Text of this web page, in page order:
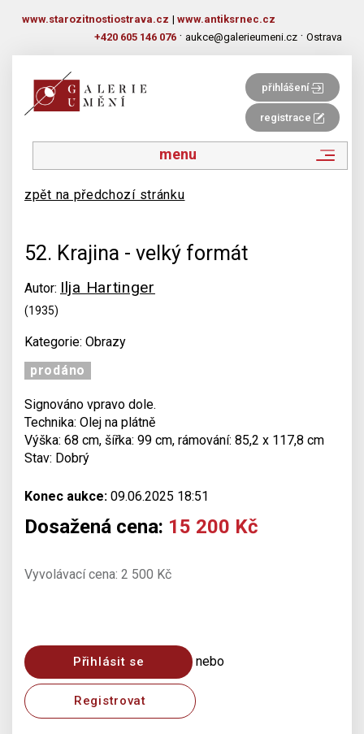
www.starozitnostiostrava.cz | www.antiksrnec.cz
+420 605 146 076 · aukce@galerieumeni.cz · Ostrava
přihlášení
registrace
menu
zpět na předchozí stránku
52. Krajina - velký formát
Autor: Ilja Hartinger
(1935)
Kategorie: Obrazy
prodáno
Signováno vpravo dole.
Technika: Olej na plátně
Výška: 68 cm, šířka: 99 cm, rámování: 85,2 x 117,8 cm
Stav: Dobrý
Konec aukce: 09.06.2025 18:51
Dosažená cena: 15 200 Kč
Vyvolávací cena: 2 500 Kč
Přihlásit se nebo
Registrovat